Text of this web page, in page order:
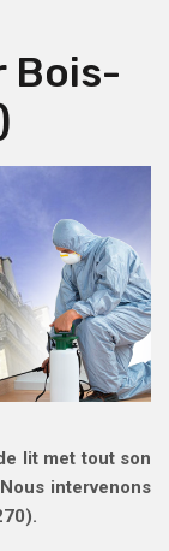
Bois-
lit met tout son
intervenons